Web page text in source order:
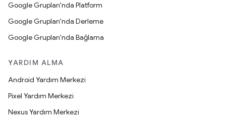
Google Grupları'nda Platform
Google Grupları'nda Derleme
Google Grupları'nda Bağlama
YARDIM ALMA
Android Yardım Merkezi
Pixel Yardım Merkezi
Nexus Yardım Merkezi